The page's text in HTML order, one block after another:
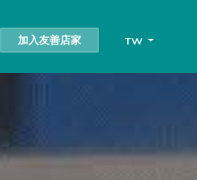
加入友善店家 TW